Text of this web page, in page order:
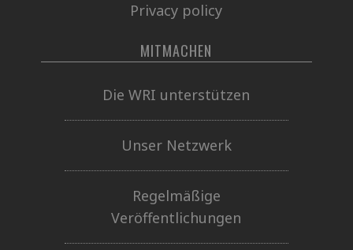
Privacy policy
MITMACHEN
Die WRI unterstützen
Unser Netzwerk
Regelmäßige
Veröffentlichungen